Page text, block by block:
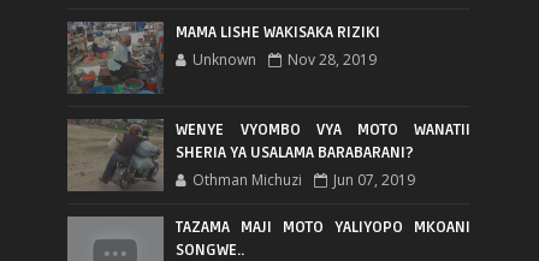
MAMA LISHE WAKISAKA RIZIKI
Unknown Nov 28, 2019
WENYE VYOMBO VYA MOTO WANATII
SHERIA YA USALAMA BARABARANI?
Othman Michuzi Jun 07, 2019
TAZAMA MAJI MOTO YALIYOPO MKOANI
SONGWE..